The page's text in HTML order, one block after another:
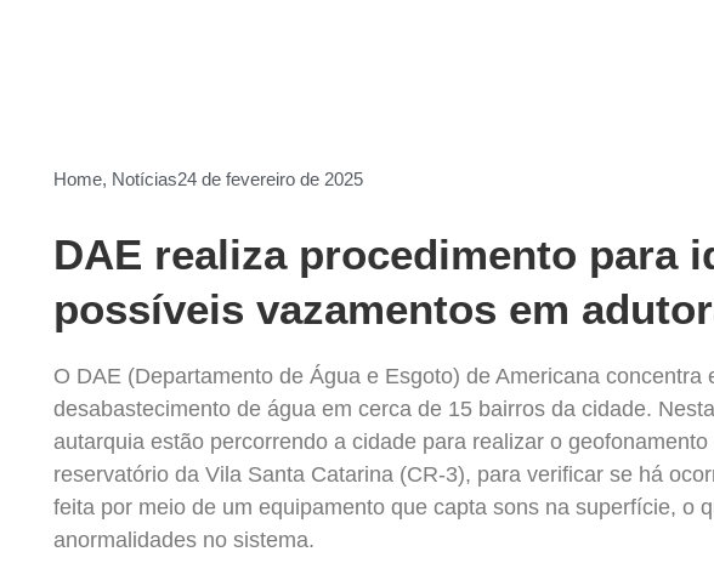
Home, Notícias24 de fevereiro de 2025
DAE realiza procedimento para
possíveis vazamentos em
O DAE (Departamento de Água e Esgoto) de Americana concentra
desabastecimento de água em cerca de 15 bairros da cidade.
autarquia estão percorrendo a cidade para realizar o
reservatório da Vila Santa Catarina (CR-3), para verificar se há
feita por meio de um equipamento que capta sons na superfície, o
anormalidades no sistema.